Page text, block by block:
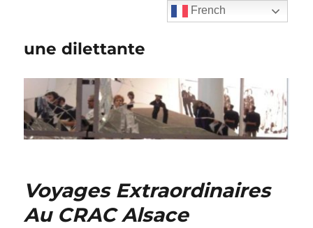
une dilettante
Voyages Extraordinaires
Au CRAC Alsace
French